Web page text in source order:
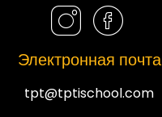
Электронная почта
tpt@tptischool.com